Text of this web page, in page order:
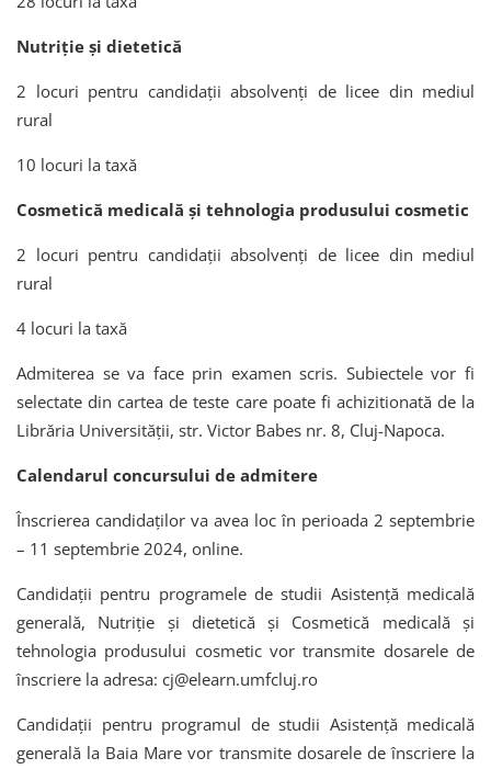
Nutriție şi dietetică
2 locuri pentru candidații absolvenți de licee din mediul
rural
10 locuri la taxă
Cosmetică medicală și tehnologia produsului cosmetic
2 locuri pentru candidații absolvenți de licee din mediul
rural
4 locuri la taxă
Admiterea se va face prin examen scris. Subiectele vor fi
selectate din cartea de teste care poate fi achizitionată de la
Librăria Universității, str. Victor Babes nr. 8, Cluj-Napoca.
Calendarul concursului de admitere
Înscrierea candidaților va avea loc în perioada 2 septembrie
– 11 septembrie 2024, online.
Candidații pentru programele de studii Asistenţă medicală
generală, Nutriție şi dietetică și Cosmetică medicală și
tehnologia produsului cosmetic vor transmite dosarele de
înscriere la adresa: cj@elearn.umfcluj.ro
Candidații pentru programul de studii Asistenţă medicală
generală la Baia Mare vor transmite dosarele de înscriere la